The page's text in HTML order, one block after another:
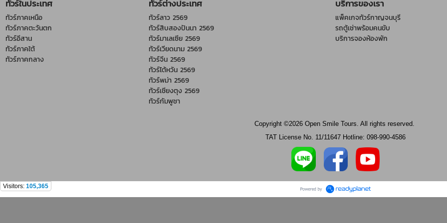
ทัวร์ในประเทศ
ทัวร์ภาคเหนือ
ทัวร์ภาคตะวันตก
ทัวร์อีสาน
ทัวร์ภาคใต้
ทัวร์ภาคกลาง
ทัวร์ต่างประเทศ
ทัวร์ลาว 2569
ทัวร์สิบสองปันนา 2569
ทัวร์มาเลเซีย 2569
ทัวร์เวียดนาม 2569
ทัวร์จีน 2569
ทัวร์ไต้หวัน 2569
ทัวร์พม่า 2569
ทัวร์เชียงตุง 2569
ทัวร์กัมพูชา
บริการของเรา
แพ็คเกจทัวร์กาญจนบุรี
รถตู้เช่าพร้อมคนขับ
บริการจองห้องพัก
Copyright ©2026 Open Smile Tours. All rights reserved.
TAT License No. 11/11647 Hotline: 098-990-4586
Visitors: 105,365